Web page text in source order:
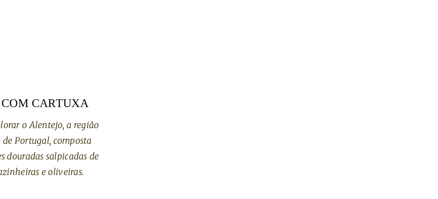
CARTUXA
o Alentejo, a região
de Portugal, composta
douradas salpicadas de
e oliveiras.